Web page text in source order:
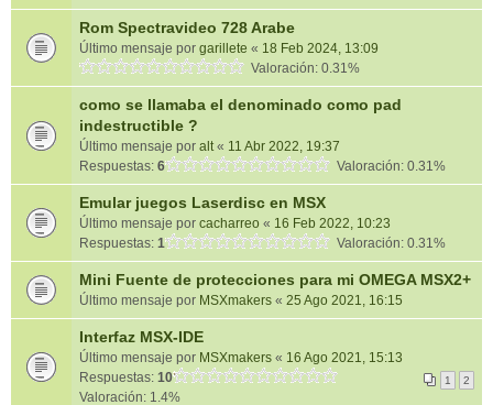
Rom Spectravideo 728 Arabe
Último mensaje por garillete « 18 Feb 2024, 13:09
Valoración: 0.31%
como se llamaba el denominado como pad
indestructible ?
Último mensaje por alt« 11 Abr 2022, 19:37
Respuestas: 6 Valoración: 0.31%
Emular juegos Laserdisc en MSX
Último mensaje por cacharreo « 16 Feb 2022, 10:23
Respuestas: 1 Valoración: 0.31%
Mini Fuente de protecciones para mi OMEGA MSX2+
Último mensaje por MSXmakers « 25 Ago 2021, 16:15
Interfaz MSX-IDE
Último mensaje por MSXmakers « 16 Ago 2021, 15:13
Respuestas: 10 1 2
Valoración: 1.4%